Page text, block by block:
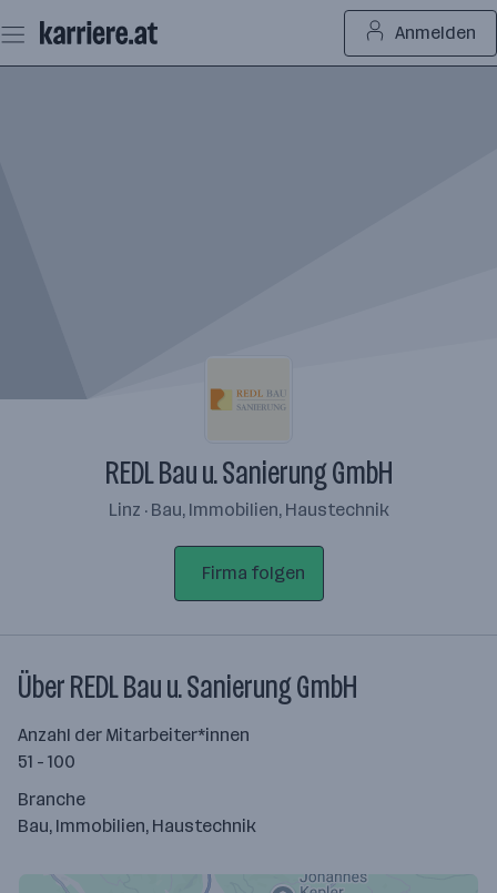
Seiteninhalt
springen
Anmelden
REDL Bau u. Sanierung GmbH
Linz · Bau, Immobilien, Haustechnik
Firma folgen
Über REDL Bau u. Sanierung GmbH
Anzahl der Mitarbeiter*innen
51 - 100
Branche
Bau, Immobilien, Haustechnik